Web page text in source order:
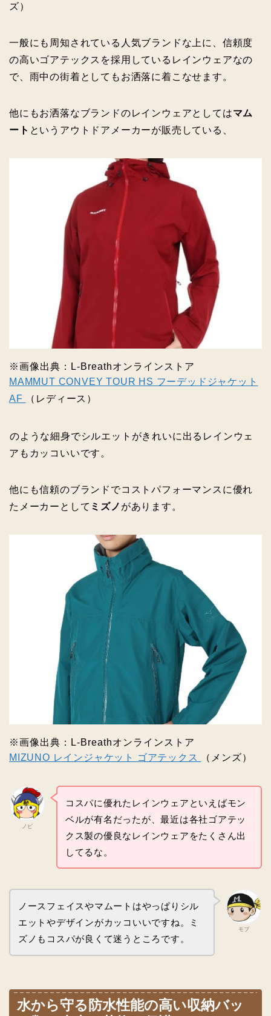
ズ）
一般にも周知されている人気ブランドな上に、信頼度
の高いゴアテックスを採用しているレインウェアなの
で、雨中の街着としてもお洒落に着こなせます。
他にもお洒落なブランドのレインウェアとしてはマム
ート というアウトドアメーカーが販売している、
※画像出典：L‐Breathオンラインストア
MAMMUT CONVEY TOUR HS フーデッドジャケット
AF
（レディース）
のような細身でシルエットがきれいに出るレインウェ
アもカッコいいです。
他にも信頼のブランドでコストパフォーマンスに優れ
たメーカーとして ミズノ があります。
※画像出典：L‐Breathオンラインストア
MIZUNO レインジャケット ゴアテックス
（メンズ）
ノビ
コスパに優れたレインウェアといえばモン
ベルが有名だったが、最近は各社ゴアテッ
クス製の優良なレインウェアをたくさん出
してるな。
モブ
ノースフェイスやマムートはやっぱりシル
エットやデザインがカッコいいですね。ミ
ズノもコスパが良くて迷うところです。
水から守る防水性能の高い収納バッ